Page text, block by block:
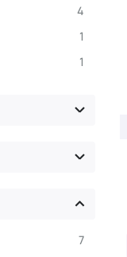
4
1
1
7